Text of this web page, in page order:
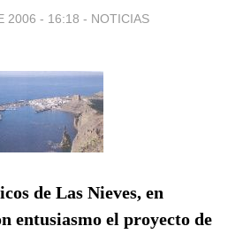
2006 - 16:18 - NOTICIAS
de Las Nieves, en
entusiasmo el proyecto de